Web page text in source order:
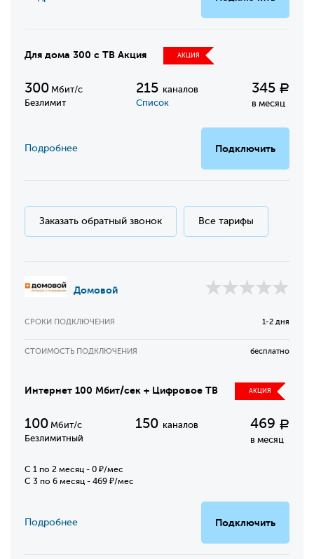
Для дома 300 с ТВ Акция АКЦИЯ
300 Мбит/с
Безлимит
215 каналов
Список
345 Р
в месяц
Подключить
Подробнее
Заказать обратный звонок Все тарифы
Домовой
СРОКИ ПОДКЛЮЧЕНИЯ 1-2 дня
СТОИМОСТЬ ПОДКЛЮЧЕНИЯ бесплатно
Интернет 100 Мбит/сек + Цифровое ТВ АКЦИЯ
100 Мбит/с
Безлимитный
150 каналов 469 Р
в месяц
C 1 по 2 месяц - 0 ₽/мес
С 3 по 6 месяц - 469 ₽/мес
Подключить
Подробнее